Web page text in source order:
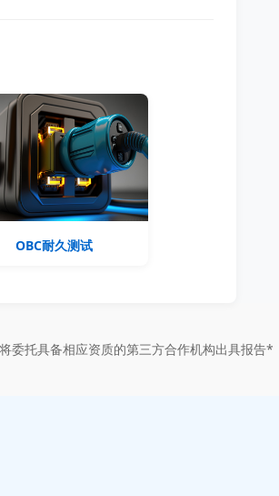
OBC耐久测试
委托具备相应资质的第三方合作机构出具报告*